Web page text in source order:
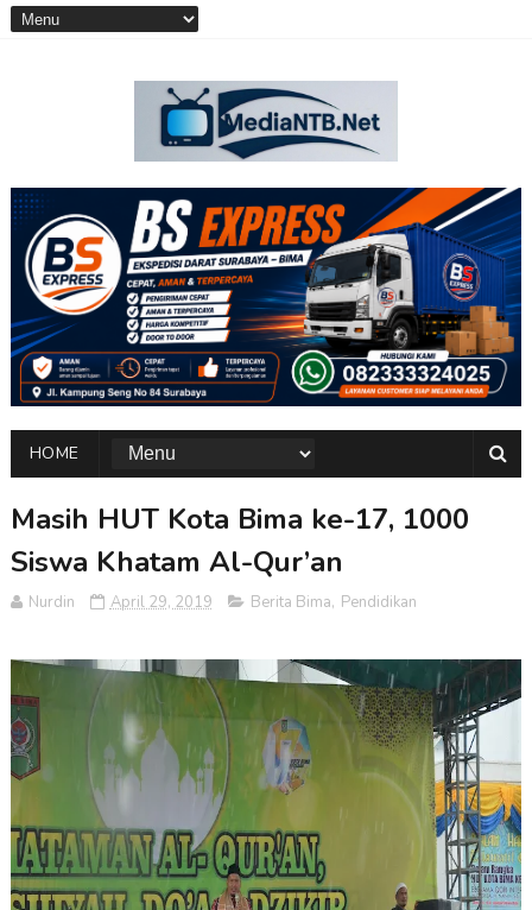
HOME
Masih HUT Kota Bima ke-17, 1000
Siswa Khatam Al-Qur’an
Nurdin April 29, 2019 Berita Bima, Pendidikan